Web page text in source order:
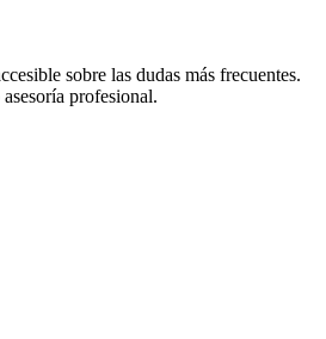
sobre las dudas más frecuentes.
profesional.